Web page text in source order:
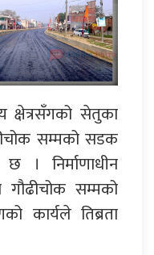
सेतुका
सम्मको सडक
। निर्माणाधीन
गौढीचोक सम्मको
कार्यले तिब्रता